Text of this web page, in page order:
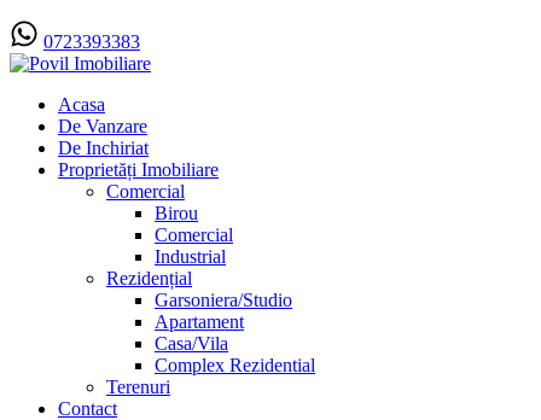
0723393383
Acasa
De Vanzare
De Inchiriat
Proprietăți Imobiliare
Comercial
Birou
Comercial
Industrial
Rezidențial
Garsoniera/Studio
Apartament
Casa/Vila
Complex Rezidential
Terenuri
Contact